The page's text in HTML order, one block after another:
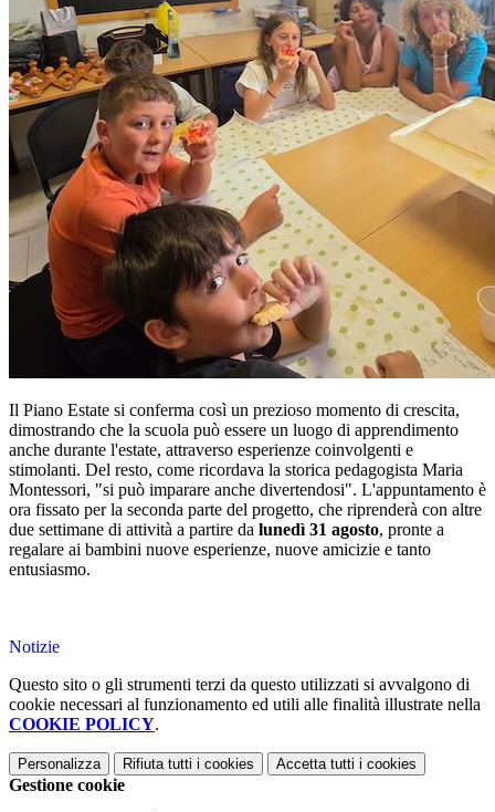
Il Piano Estate si conferma così un prezioso momento di crescita,
dimostrando che la scuola può essere un luogo di apprendimento
anche durante l'estate, attraverso esperienze coinvolgenti e
stimolanti. Del resto, come ricordava la storica pedagogista Maria
Montessori, "si può imparare anche divertendosi". L'appuntamento è
ora fissato per la seconda parte del progetto, che riprenderà con altre
due settimane di attività a partire da lunedì 31 agosto, pronte a
regalare ai bambini nuove esperienze, nuove amicizie e tanto
entusiasmo.
Notizie
Questo sito o gli strumenti terzi da questo utilizzati si avvalgono di
cookie necessari al funzionamento ed utili alle finalità illustrate nella
COOKIE POLICY.
Personalizza Rifiuta tutti i cookies Accetta tutti i cookies
Gestione cookie